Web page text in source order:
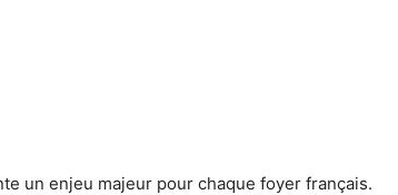
un enjeu majeur pour chaque foyer français.